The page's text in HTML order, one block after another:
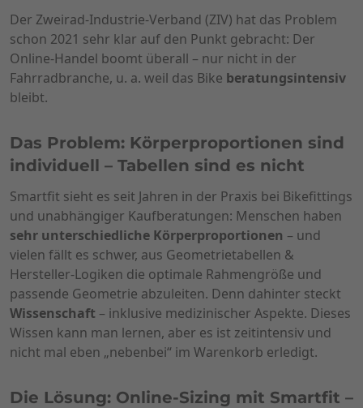
Der Zweirad-Industrie-Verband (ZIV) hat das Problem
schon 2021 sehr klar auf den Punkt gebracht: Der
Online-Handel boomt überall – nur nicht in der
Fahrradbranche, u. a. weil das Bike beratungsintensiv
bleibt.
Das Problem: Körperproportionen sind
individuell – Tabellen sind es nicht
Smartfit sieht es seit Jahren in der Praxis bei Bikefittings
und unabhängiger Kaufberatungen: Menschen haben
sehr unterschiedliche Körperproportionen – und
vielen fällt es schwer, aus Geometrietabellen &
Hersteller-Logiken die optimale Rahmengröße und
passende Geometrie abzuleiten. Denn dahinter steckt
Wissenschaft – inklusive medizinischer Aspekte. Dieses
Wissen kann man lernen, aber es ist zeitintensiv und
nicht mal eben „nebenbei“ im Warenkorb erledigt.
Die Lösung: Online-Sizing mit Smartfit –